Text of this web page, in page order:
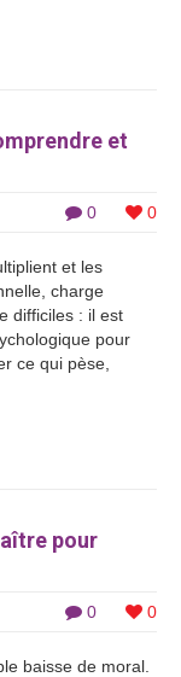
et
0 0
et les
charge
difficiles : il est
pour
ce qui pèse,
pour
0 0
baisse de moral.